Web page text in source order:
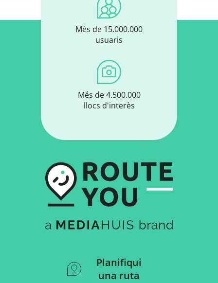
Més de 15.000.000
usuaris
Més de 4.500.000
llocs d'interès
Planifiqui
una ruta